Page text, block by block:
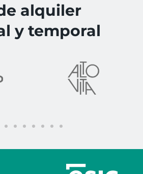
alquiler
y temporal